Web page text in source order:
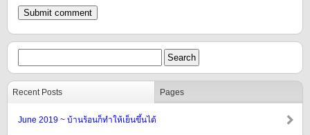
Recent Posts Pages
June 2019 ~ บ้านร้อนก็ทำให้เย็นขึ้นได้